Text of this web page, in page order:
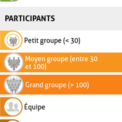
PARTICIPANTS
Petit groupe (< 30)
Moyen groupe (entre 30
et 100)
Grand groupe (> 100)
Équipe